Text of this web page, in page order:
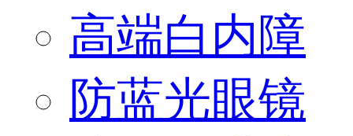
高端白内障
防蓝光眼镜